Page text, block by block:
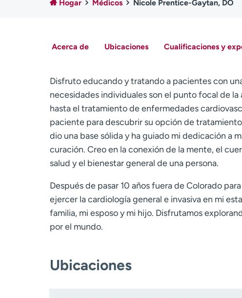
Hogar Médicos Nicole Prentice-Gaytan, DO
Acerca de Ubicaciones Cualificaciones y
Disfruto educando y tratando a pacientes con
necesidades individuales son el punto focal de
hasta el tratamiento de enfermedades
paciente para descubrir su opción de
dio una base sólida y ha guiado mi dedicación a
curación. Creo en la conexión de la mente, el
salud y el bienestar general de una persona.
Después de pasar 10 años fuera de Colorado
ejercer la cardiología general e invasiva en mi
familia, mi esposo y mi hijo. Disfrutamos
por el mundo.
Ubicaciones